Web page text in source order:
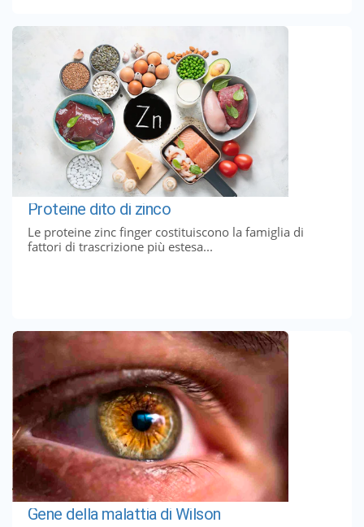
Proteine ​​dito di zinco
Le proteine ​​zinc finger costituiscono la famiglia di
fattori di trascrizione più estesa...
Gene della malattia di Wilson